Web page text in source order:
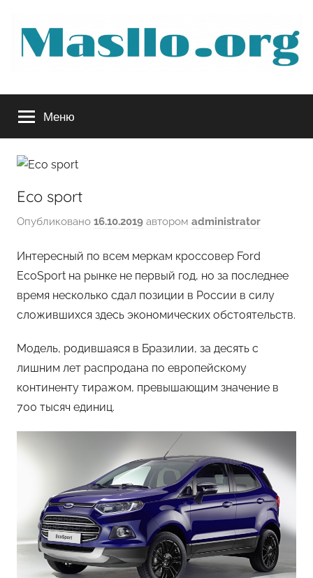
содержимому
Руководство
по
обслуживанию
вашего
Меню
Eco sport
Опубликовано 16.10.2019 автором administrator
Интересный по всем меркам кроссовер Ford
EcoSport на рынке не первый год, но за последнее
время несколько сдал позиции в России в силу
сложившихся здесь экономических обстоятельств.
Модель, родившаяся в Бразилии, за десять с
лишним лет распродана по европейскому
континенту тиражом, превышающим значение в
700 тысяч единиц.